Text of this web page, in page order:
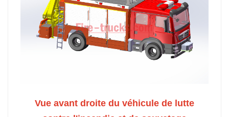
Vue avant droite du véhicule de lutte